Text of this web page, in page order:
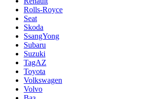
Rolls-Royce
Seat
Skoda
SsangYong
Subaru
Suzuki
TagAZ
Toyota
Volkswagen
Volvo